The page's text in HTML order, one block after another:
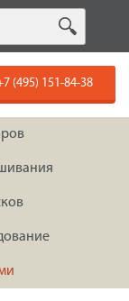
(495) 151-84-38